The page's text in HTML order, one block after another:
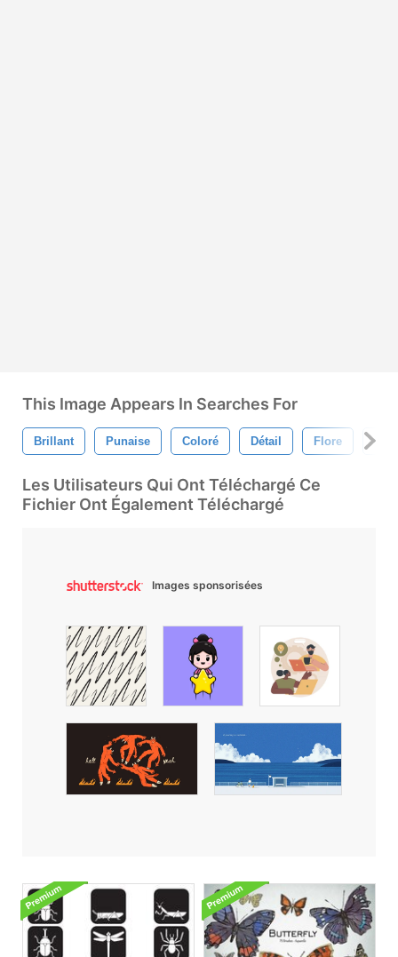
This Image Appears In Searches For
Brillant Punaise Coloré Détail Flore
Les Utilisateurs Qui Ont Téléchargé Ce
Fichier Ont Également Téléchargé
Images sponsorisées